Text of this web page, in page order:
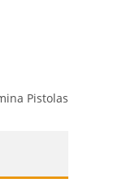
Pistolas